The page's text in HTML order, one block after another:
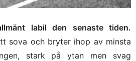
labil den senaste tiden.
sova och bryter ihop av minsta
stark på ytan men svag